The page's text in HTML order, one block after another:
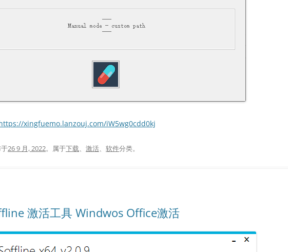
xingfuemo.lanzouj.com/iW5wg0cdd0kj
26 9 月, 2022。属于下载、 激活、 软件分类。
激活工具 Windwos Office激活